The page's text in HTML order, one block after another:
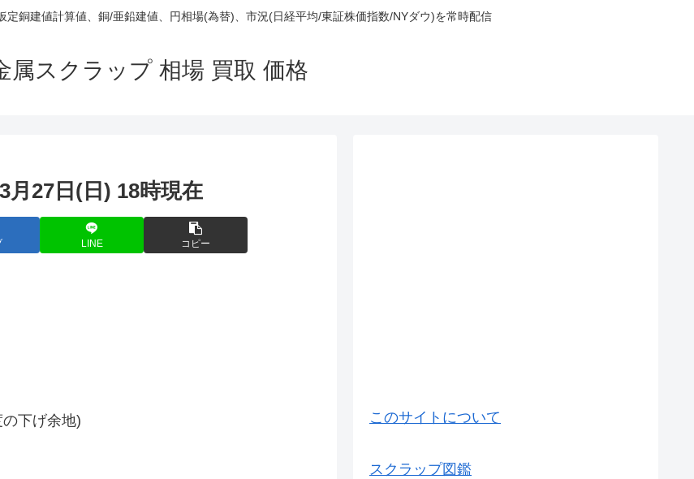
定銅建値計算値、銅/亜鉛建値、円相場(為替)、市況(日経平均/東証株価指数/NYダウ)を常時配信
属スクラップ 相場 買取 価格
月27日(日) 18時現在
LINE コピー
下げ余地)
このサイトについて
スクラップ図鑑